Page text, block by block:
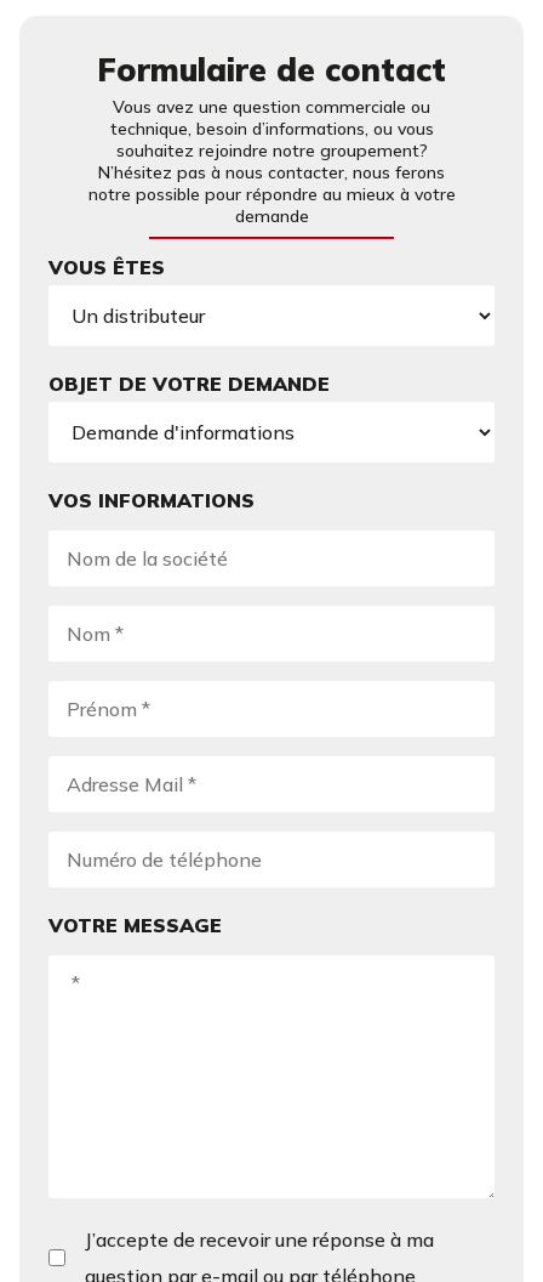
Formulaire de contact
Vous avez une question commerciale ou
technique, besoin d’informations, ou vous
souhaitez rejoindre notre groupement?
N’hésitez pas à nous contacter, nous ferons
notre possible pour répondre au mieux à votre
demande
VOUS ÊTES
OBJET DE VOTRE DEMANDE
VOS INFORMATIONS
VOTRE MESSAGE
J’accepte de recevoir une réponse à ma
question par e-mail ou par téléphone